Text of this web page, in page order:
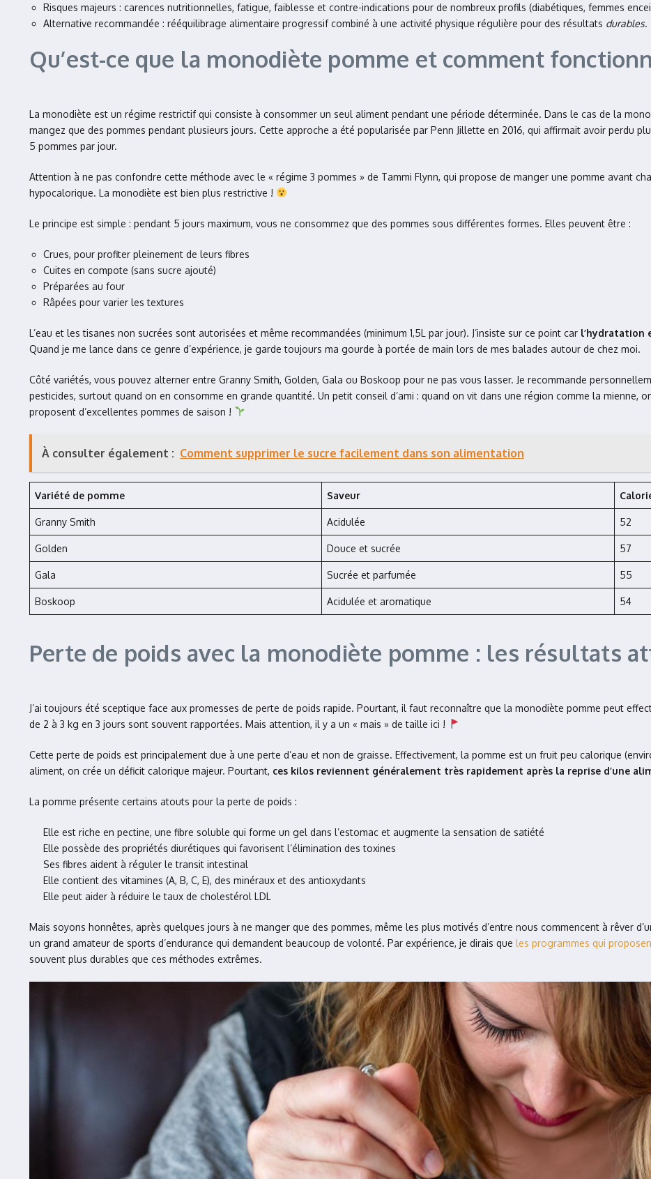
Risques majeurs : carences nutritionnelles, fatigue, faiblesse et contre-indications pour de nombreux profils (diabétiques, femmes
Alternative recommandée : rééquilibrage alimentaire progressif combiné à une activité physique régulière pour des résultats durables.
Qu’est-ce que la monodiète pomme et comment
La monodiète est un régime restrictif qui consiste à consommer un seul aliment pendant une période déterminée. Dans le cas de la
mangez que des pommes pendant plusieurs jours. Cette approche a été popularisée par Penn Jillette en 2016, qui affirmait avoir perdu
5 pommes par jour.
Attention à ne pas confondre cette méthode avec le « régime 3 pommes » de Tammi Flynn, qui propose de manger une pomme avant
hypocalorique. La monodiète est bien plus restrictive !
Le principe est simple : pendant 5 jours maximum, vous ne consommez que des pommes sous différentes formes. Elles peuvent être :
Crues, pour profiter pleinement de leurs fibres
Cuites en compote (sans sucre ajouté)
Préparées au four
Râpées pour varier les textures
L’eau et les tisanes non sucrées sont autorisées et même recommandées (minimum 1,5L par jour). J’insiste sur ce point car l’hydratation
Quand je me lance dans ce genre d’expérience, je garde toujours ma gourde à portée de main lors de mes balades autour de chez moi.
Côté variétés, vous pouvez alterner entre Granny Smith, Golden, Gala ou Boskoop pour ne pas vous lasser. Je recommande
pesticides, surtout quand on en consomme en grande quantité. Un petit conseil d’ami : quand on vit dans une région comme la mienne,
proposent d’excellentes pommes de saison !
À consulter également : Comment supprimer le sucre facilement dans son alimentation
Variété de pomme Saveur
Granny Smith Acidulée 52
Golden Douce et sucrée 57
Gala Sucrée et parfumée 55
Boskoop Acidulée et aromatique 54
Perte de poids avec la monodiète pomme : les résultats
J’ai toujours été sceptique face aux promesses de perte de poids rapide. Pourtant, il faut reconnaître que la monodiète pomme peut
de 2 à 3 kg en 3 jours sont souvent rapportées. Mais attention, il y a un « mais » de taille ici !
Cette perte de poids est principalement due à une perte d’eau et non de graisse. Effectivement, la pomme est un fruit peu calorique
aliment, on crée un déficit calorique majeur. Pourtant, ces kilos reviennent généralement très rapidement après la reprise d’une
La pomme présente certains atouts pour la perte de poids :
Elle est riche en pectine, une fibre soluble qui forme un gel dans l’estomac et augmente la sensation de satiété
Elle possède des propriétés diurétiques qui favorisent l’élimination des toxines
Ses fibres aident à réguler le transit intestinal
Elle contient des vitamines (A, B, C, E), des minéraux et des antioxydants
Elle peut aider à réduire le taux de cholestérol LDL
Mais soyons honnêtes, après quelques jours à ne manger que des pommes, même les plus motivés d’entre nous commencent à rêver
un grand amateur de sports d’endurance qui demandent beaucoup de volonté. Par expérience, je dirais que les programmes qui
souvent plus durables que ces méthodes extrêmes.